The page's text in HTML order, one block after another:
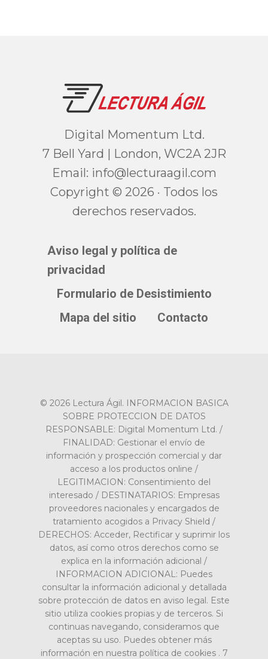
Digital Momentum Ltd.
7 Bell Yard | London, WC2A 2JR
Email: moc.ligaarutcel@ofni
Copyright © 2026 · Todos los
derechos reservados.
Aviso legal y política de
privacidad
Formulario de Desistimiento
Mapa del sitio
Contacto
© 2026 Lectura Ágil. INFORMACION BASICA
SOBRE PROTECCION DE DATOS
RESPONSABLE: Digital Momentum Ltd. /
FINALIDAD: Gestionar el envío de
información y prospección comercial y dar
acceso a los productos online /
LEGITIMACION: Consentimiento del
interesado / DESTINATARIOS: Empresas
proveedores nacionales y encargados de
tratamiento acogidos a Privacy Shield /
DERECHOS: Acceder, Rectificar y suprimir los
datos, así como otros derechos como se
explica en la información adicional /
INFORMACION ADICIONAL: Puedes
consultar la información adicional y detallada
sobre protección de datos en aviso legal. Este
sitio utiliza cookies propias y de terceros. Si
continuas navegando, consideramos que
aceptas su uso. Puedes obtener más
información en nuestra política de cookies . 7